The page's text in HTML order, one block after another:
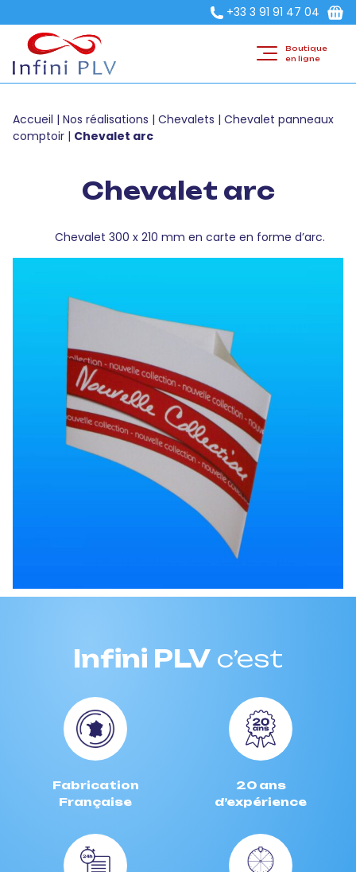
+33 3 91 91 47 04
Boutique
en ligne
Accueil | Nos réalisations | Chevalets | Chevalet panneaux
comptoir | Chevalet arc
Chevalet arc
Chevalet 300 x 210 mm en carte en forme d’arc.
Infini PLV c’est
Fabrication
Française
20 ans
d’expérience